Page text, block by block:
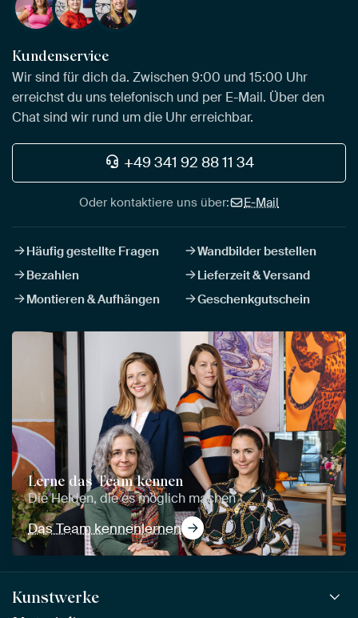
Kundenservice
Wir sind für dich da. Zwischen 9:00 und 15:00 Uhr
erreichst du uns telefonisch und per E-Mail. Über den
Chat sind wir rund um die Uhr erreichbar.
+49 341 92 88 11 34
Oder kontaktiere uns über: E-Mail
Häufig gestellte Fragen
Wandbilder bestellen
Bezahlen
Lieferzeit & Versand
Montieren & Aufhängen
Geschenkgutschein
Lerne das Team kennen
Die Helden, die es möglich machen
Das Team kennenlernen
Kunstwerke